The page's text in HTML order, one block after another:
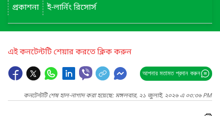
প্রকাশনা
ই-লার্নিং রিসোর্স
এই কনটেন্টটি শেয়ার করতে ক্লিক করুন
আপনার মতামত প্রদান করুন
কনটেন্টটি শেষ হাল-নাগাদ করা হয়েছে: মঙ্গলবার, ২১ জুলাই, ২০২৬ এ ০৩:৩৬ PM